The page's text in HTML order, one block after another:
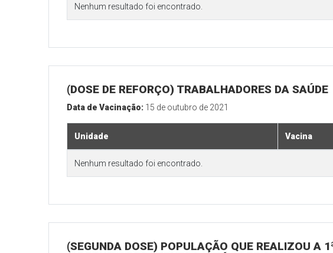
Nenhum resultado foi encontrado.
(DOSE DE REFORÇO) TRABALHADORES DA SAÚDE
Data de Vacinação: 15 de outubro de 2021
Unidade Vacina
Nenhum resultado foi encontrado.
(SEGUNDA DOSE) POPULAÇÃO QUE REALIZOU A